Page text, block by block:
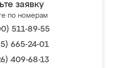
заявку
по номерам
511-89-55
665-24-01
409-68-13